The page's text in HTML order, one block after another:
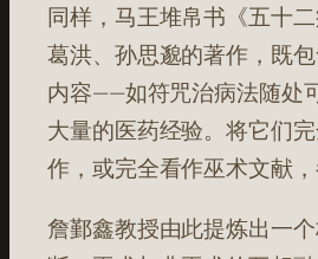
同样，马王堆帛书《五十
葛洪、孙思邈的著作，既
内容——如符咒治病法随处
大量的医药经验。将它们
作，或完全看作巫术文献，
詹鄞鑫教授由此提炼出一